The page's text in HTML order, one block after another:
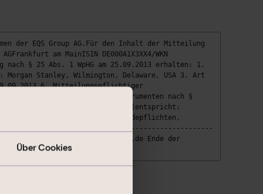
Über Cookies
der EQS Group AG.Für den Inhalt der Mitteilung
am MainISIN DE000A1X3XX4/WKN
nach § 25 Abs. 1 WpHG am 25.09.2013 erhalten: 1.
Stanley, Wilmington, Delaware, USA 3. Art
19.09.2013 6. Mitteilungspflichtiger
von (Finanz-/sonstigen) Instrumenten nach §
nach §§ 21, 22 WpHG: 7,16% (entspricht:
umfassen gesetzliche Meldepflichten,
www.dgap.de-----------------------------------------------
www.dic-asset.de Ende der